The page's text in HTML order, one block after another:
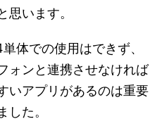
思います。
体での使用はできず、
ォンと連携させなければ
いアプリがあるのは重要
した。